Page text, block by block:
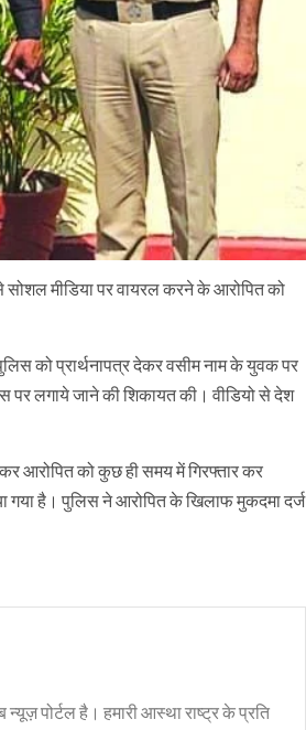
सोशल मीडिया पर वायरल करने के आरोपित को
को प्रार्थनापत्र देकर वसीम नाम के युवक पर
पर लगाये जाने की शिकायत की। वीडियो से देश
आरोपित को कुछ ही समय में गिरफ्तार कर
गया है। पुलिस ने आरोपित के खिलाफ मुकदमा दर्ज
न्यूज़ पोर्टल है। हमारी आस्था राष्ट्र के प्रति